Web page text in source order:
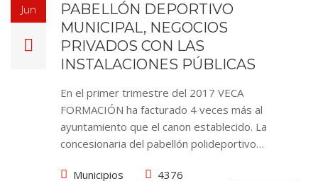
Jun
PABELLÓN DEPORTIVO
MUNICIPAL, NEGOCIOS
PRIVADOS CON LAS
INSTALACIONES PÚBLICAS
En el primer trimestre del 2017 VECA
FORMACIÓN ha facturado 4 veces más al
ayuntamiento que el canon establecido. La
concesionaria del pabellón polideportivo…
Municipios 4376